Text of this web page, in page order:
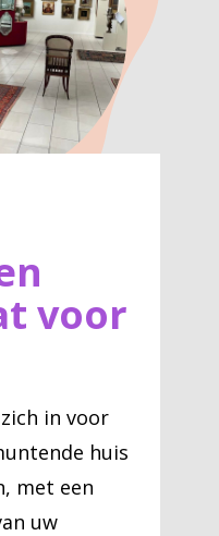
voor
in voor
huis
met een
uw